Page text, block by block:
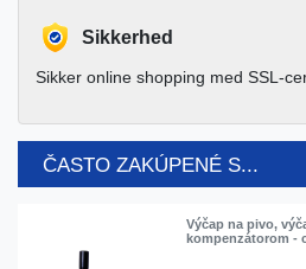
Sikkerhed
Sikker online shopping med SSL-
ČASTO ZAKÚPENÉ S...
Výčap na pivo,
kompenzátorom -